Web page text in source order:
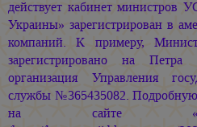
действует кабинет министров
Украины» зарегистрирован в
компаний. К примеру,
зарегистрировано на
организация Управления
службы №365435082.
на сайте